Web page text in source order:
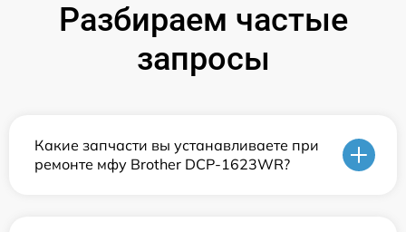
Разбираем частые
запросы
Какие запчасти вы устанавливаете при
ремонте мфу Brother DCP-1623WR?